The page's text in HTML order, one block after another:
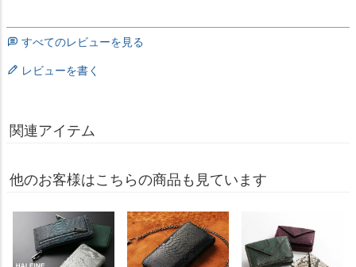
すべてのレビューを見る
レビューを書く
関連アイテム
他のお客様はこちらの商品も見ています